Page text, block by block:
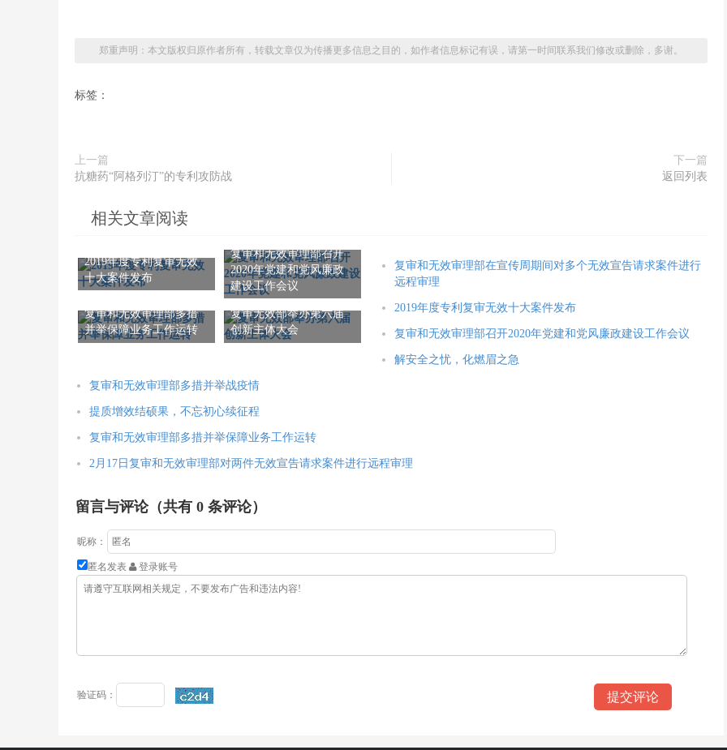
郑重声明：本文版权归原作者所有，转载文章仅为传播更多信息之目的，如作者信息标记有误，请第一时间联系我们修改或删除，多谢。
标签：
上一篇
抗糖药“阿格列汀”的专利攻防战
下一篇
返回列表
相关文章阅读
2019年度专利复审无效
十大案件发布
复审和无效审理部召开
2020年党建和党风廉政
建设工作会议
复审和无效审理部多措
并举保障业务工作运转
复审无效部举办第六届
创新主体大会
复审和无效审理部在宣传周期间对多个无效宣告请求案件进行
远程审理
2019年度专利复审无效十大案件发布
复审和无效审理部召开2020年党建和党风廉政建设工作会议
解安全之忧，化燃眉之急
复审和无效审理部多措并举战疫情
提质增效结硕果，不忘初心续征程
复审和无效审理部多措并举保障业务工作运转
2月17日复审和无效审理部对两件无效宣告请求案件进行远程审理
留言与评论（共有 0 条评论）
昵称：
匿名发表 登录账号
验证码：